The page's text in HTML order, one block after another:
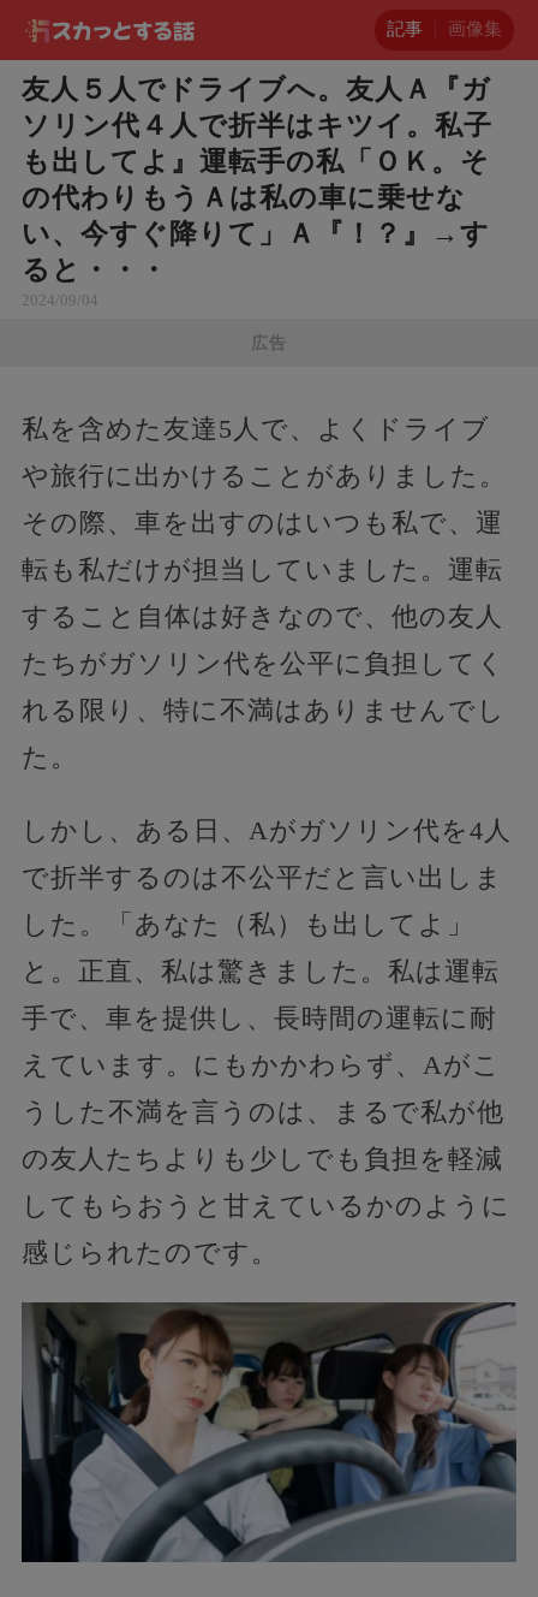
記事 画像集
友人５人でドライブへ。友人Ａ『ガ
ソリン代４人で折半はキツイ。私子
も出してよ』運転手の私「ＯＫ。そ
の代わりもうＡは私の車に乗せな
い、今すぐ降りて」Ａ『！？』→す
ると・・・
2024/09/04
広告
私を含めた友達5人で、よくドライブ
や旅行に出かけることがありました。
その際、車を出すのはいつも私で、運
転も私だけが担当していました。運転
すること自体は好きなので、他の友人
たちがガソリン代を公平に負担してく
れる限り、特に不満はありませんでし
た。
しかし、ある日、Aがガソリン代を4人
で折半するのは不公平だと言い出しま
した。「あなた（私）も出してよ」
と。正直、私は驚きました。私は運転
手で、車を提供し、長時間の運転に耐
えています。にもかかわらず、Aがこ
うした不満を言うのは、まるで私が他
の友人たちよりも少しでも負担を軽減
してもらおうと甘えているかのように
感じられたのです。